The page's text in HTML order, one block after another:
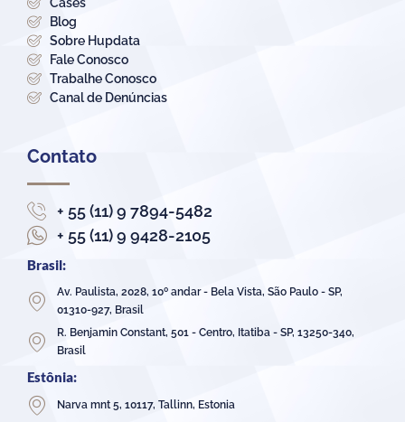
Blog
Sobre Hupdata
Fale Conosco
Trabalhe Conosco
Canal de Denúncias
Contato
+ 55 (11) 9 7894-5482
+ 55 (11) 9 9428-2105
Brasil:
Av. Paulista, 2028, 10º andar - Bela Vista, São Paulo - SP,
01310-927, Brasil
R. Benjamin Constant, 501 - Centro, Itatiba - SP, 13250-340,
Brasil
Estônia:
Narva mnt 5, 10117, Tallinn, Estonia